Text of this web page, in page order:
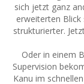
sich jetzt ganz
erweiterten Blick
strukturierter.
Oder in einem
Supervision
Kanu im